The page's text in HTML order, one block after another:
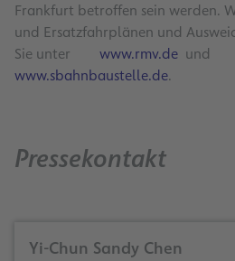
Frankfurt betroffen sein werden.
und Ersatzfahrplänen und
Sie unter
www.rmv.de und
www.sbahnbaustelle.de.
Pressekontakt
Yi-Chun Sandy Chen